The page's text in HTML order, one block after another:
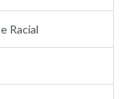
Racial